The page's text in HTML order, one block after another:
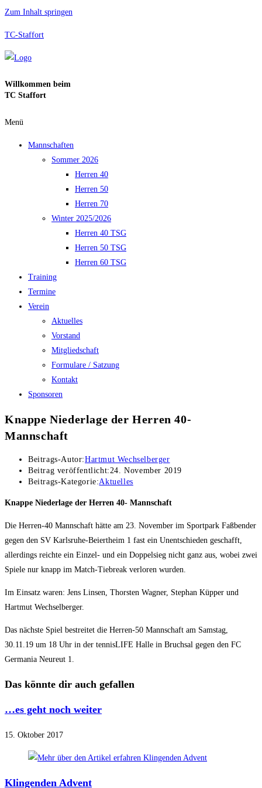
Zum Inhalt springen
TC-Staffort
Willkommen beim
TC Staffort
Menü
Mannschaften
Sommer 2026
Herren 40
Herren 50
Herren 70
Winter 2025/2026
Herren 40 TSG
Herren 50 TSG
Herren 60 TSG
Training
Termine
Verein
Aktuelles
Vorstand
Mitgliedschaft
Formulare / Satzung
Kontakt
Sponsoren
Knappe Niederlage der Herren 40-
Mannschaft
Beitrags-Autor:Hartmut Wechselberger
Beitrag veröffentlicht: 24. November 2019
Beitrags-Kategorie:Aktuelles
Knappe Niederlage der Herren 40- Mannschaft
Die Herren-40 Mannschaft hätte am 23. November im Sportpark Faßbender
gegen den SV Karlsruhe-Beiertheim 1 fast ein Unentschieden geschafft,
allerdings reichte ein Einzel- und ein Doppelsieg nicht ganz aus, wobei zwei
Spiele nur knapp im Match-Tiebreak verloren wurden.
Im Einsatz waren: Jens Linsen, Thorsten Wagner, Stephan Küpper und
Hartmut Wechselberger.
Das nächste Spiel bestreitet die Herren-50 Mannschaft am Samstag,
30.11.19 um 18 Uhr in der tennisLIFE Halle in Bruchsal gegen den FC
Germania Neureut 1.
Das könnte dir auch gefallen
…es geht noch weiter
15. Oktober 2017
Klingenden Advent